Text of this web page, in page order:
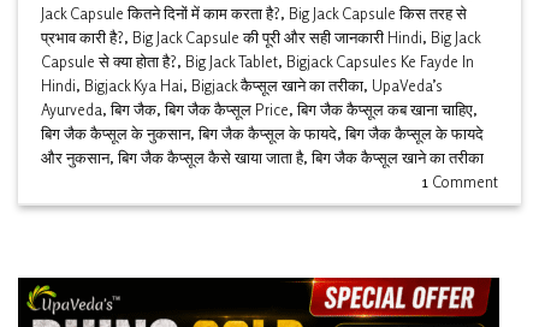
Jack Capsule कितने दिनों में काम करता है?, Big Jack Capsule किस तरह से
प्रभाव कारी है?, Big Jack Capsule की पूरी और सही जानकारी Hindi, Big Jack
Capsule से क्या होता है?, Big Jack Tablet, Bigjack Capsules Ke Fayde In
Hindi, Bigjack Kya Hai, Bigjack कैप्सूल खाने का तरीका, UpaVeda’s
Ayurveda,बिग जैक,बिग जैक कैप्सूल Price,बिग जैक कैप्सूल कब खाना चाहिए,
बिग जैक कैप्सूल के नुकसान,बिग जैक कैप्सूल के फायदे,बिग जैक कैप्सूल के फायदे
और नुकसान,बिग जैक कैप्सूल कैसे खाया जाता है,बिग जैक कैप्सूल खाने का तरीका
1 Comment